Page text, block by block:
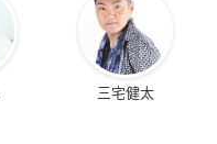
三宅健太